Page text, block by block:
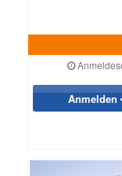
Anmelden